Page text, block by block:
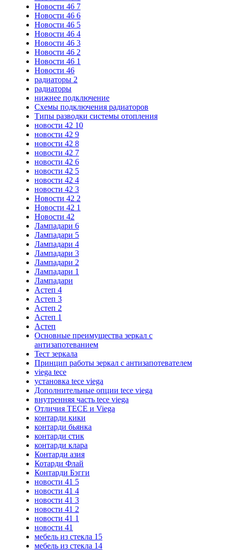
Новости 46 7
Новости 46 6
Новости 46 5
Новости 46 4
Новости 46 3
Новости 46 2
Новости 46 1
Новости 46
радиаторы 2
радиаторы
нижнее подключение
Схемы подключения радиаторов
Типы разводки системы отопления
новости 42 10
новости 42 9
новости 42 8
новости 42 7
новости 42 6
новости 42 5
новости 42 4
новости 42 3
Новости 42 2
Новости 42 1
Новости 42
Лампадари 6
Лампадари 5
Лампадари 4
Лампадари 3
Лампадари 2
Лампадари 1
Лампадари
Астеп 4
Астеп 3
Астеп 2
Астеп 1
Астеп
Основные преимущества зеркал с
антизапотеванием
Тест зеркала
Принцип работы зеркал с антизапотевателем
viega tece
установка tece viega
Дополнительные опции tece viega
внутренняя часть tece viega
Отличия TECE и Viega
контарди кики
контарди бьянка
контарди стик
контарди клара
Контарди азия
Котарди Флай
Контарди Бэгги
новости 41 5
новости 41 4
новости 41 3
новости 41 2
новости 41 1
новости 41
мебель из стекла 15
мебель из стекла 14